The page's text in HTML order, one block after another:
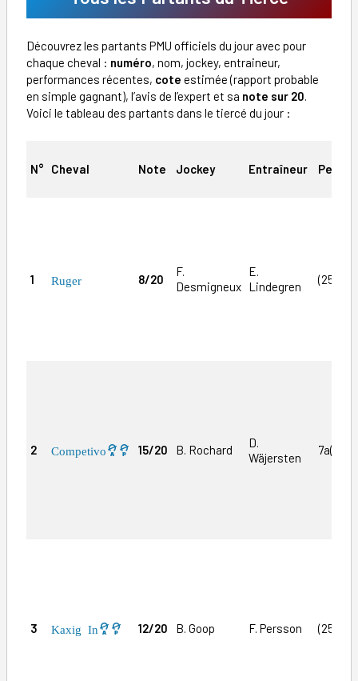
Découvrez les partants PMU officiels du jour avec pour
chaque cheval : numéro, nom, jockey, entraineur,
performances récentes, cote estimée (rapport probable
en simple gagnant), l’avis de l’expert et sa note sur 20.
Voici le tableau des partants dans le tiercé du jour :
N° Cheval Note Jockey Entraîneur
1 Ruger 8/20
F.
Desmigneux
E.
Lindegren
2 Competivo 15/20 B. Rochard
D.
Wäjersten
3 Kaxig In 12/20 B. Goop F. Persson